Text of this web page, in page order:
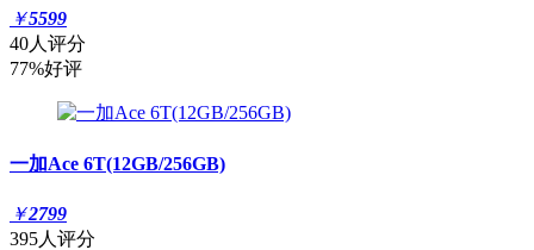
￥5599
40人评分
77%好评
一加Ace 6T(12GB/256GB)
￥2799
395人评分